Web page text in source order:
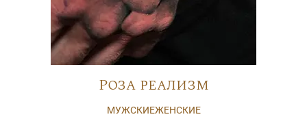
Роза реализм
МУЖСКИЕЖЕНСКИЕ